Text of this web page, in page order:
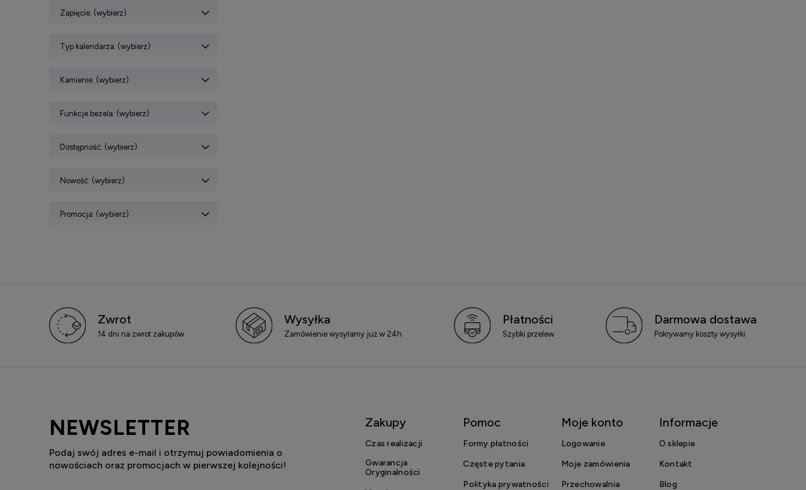
Zapięcie: (wybierz)
Typ kalendarza: (wybierz)
Kamienie: (wybierz)
Funkcje bezela: (wybierz)
Dostępność: (wybierz)
Nowość: (wybierz)
Promocja: (wybierz)
Zwrot
14 dni na zwrot zakupów
Wysyłka
Zamówienie wysyłamy już w 24h
Płatności
Szybki przelew
Darmowa dostawa
Pokrywamy koszty wysyłki
NEWSLETTER
Podaj swój adres e-mail i otrzymuj powiadomienia o
nowościach oraz promocjach w pierwszej kolejności!
Zakupy
Czas realizacji
Gwarancja
Oryginalności
Pomoc
Formy płatności
Częste pytania
Polityka prywatności
Moje konto
Logowanie
Moje zamówienia
Przechowalnia
Informacje
O sklepie
Kontakt
Blog